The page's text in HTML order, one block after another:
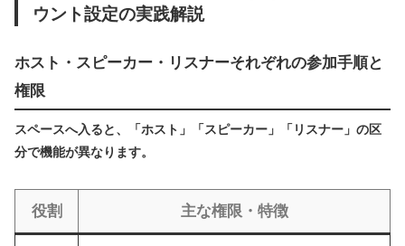
ウント設定の実践解説
ホスト・スピーカー・リスナーそれぞれの参加手順と
権限
スペースへ入ると、「ホスト」「スピーカー」「リスナー」の区
分で機能が異なります。
役割 主な権限・特徴